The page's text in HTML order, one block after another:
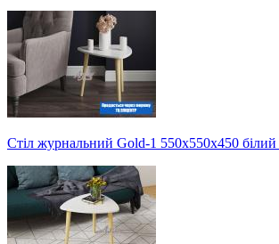
Стіл журнальний Gold-1 550х550х450 білий